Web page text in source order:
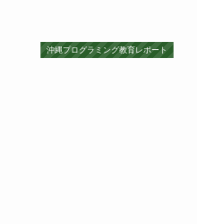
沖縄プログラミング教育レポート